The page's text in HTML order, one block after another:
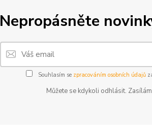
Nepropásněte
Souhlasím se zpracováním osobních údajů
Můžete se kdykoli odhlásit.